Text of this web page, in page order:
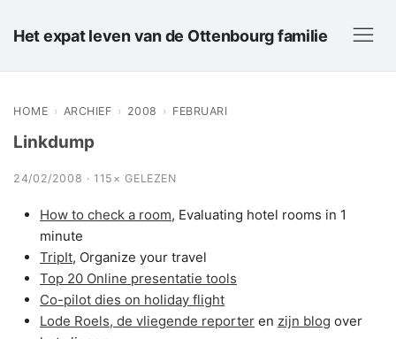
Het expat leven van de Ottenbourg familie
HOME › ARCHIEF › 2008 › FEBRUARI
Linkdump
24/02/2008 · 115× GELEZEN
How to check a room, Evaluating hotel rooms in 1
minute
TripIt, Organize your travel
Top 20 Online presentatie tools
Co-pilot dies on holiday flight
Lode Roels, de vliegende reporter en zijn blog over